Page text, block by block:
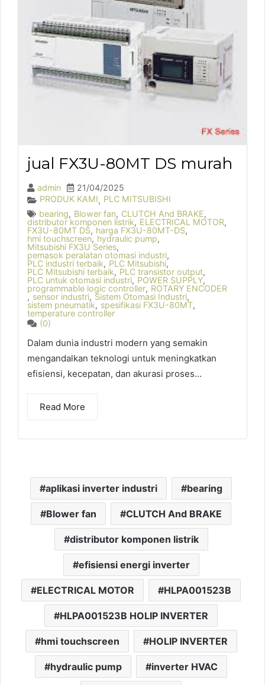
jual FX3U-80MT DS murah
admin
21/04/2025
PRODUK KAMI, PLC MITSUBISHI
bearing, Blower fan, CLUTCH And BRAKE,
distributor komponen listrik, ELECTRICAL MOTOR,
FX3U-80MT DS, harga FX3U-80MT-DS,
hmi touchscreen, hydraulic pump,
Mitsubishi FX3U Series,
pemasok peralatan otomasi industri,
PLC industri terbaik, PLC Mitsubishi,
PLC Mitsubishi terbaik, PLC transistor output,
PLC untuk otomasi industri, POWER SUPPLY,
programmable logic controller, ROTARY ENCODER
, sensor industri, Sistem Otomasi Industri,
sistem pneumatik, spesifikasi FX3U-80MT,
temperature controller
(0)
Dalam dunia industri modern yang semakin
mengandalkan teknologi untuk meningkatkan
efisiensi, kecepatan, dan akurasi proses...
Read More
aplikasi inverter industri bearing
Blower fan CLUTCH And BRAKE
distributor komponen listrik
efisiensi energi inverter
ELECTRICAL MOTOR HLPA001523B
HLPA001523B HOLIP INVERTER
hmi touchscreen HOLIP INVERTER
hydraulic pump inverter HVAC